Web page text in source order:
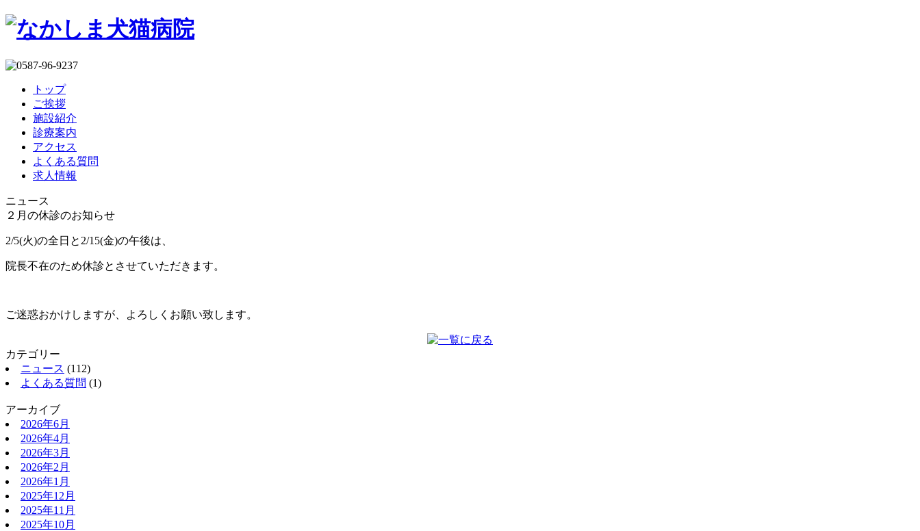
トップ
ご挨拶
施設紹介
診療案内
アクセス
よくある質問
求人情報
ニュース
２月の休診のお知らせ
2/5(火)の全日と2/15(金)の午後は、
院長不在のため休診とさせていただきます。
ご迷惑おかけしますが、よろしくお願い致します。
カテゴリー
ニュース (112)
よくある質問 (1)
アーカイブ
2026年6月
2026年4月
2026年3月
2026年2月
2026年1月
2025年12月
2025年11月
2025年10月